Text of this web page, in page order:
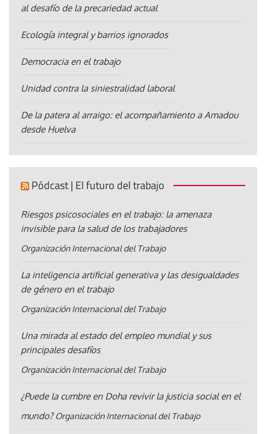
al desafío de la precariedad actual
Ecología integral y barrios ignorados
Democracia en el trabajo
Unidad contra la siniestralidad laboral
De la patera al arraigo: el acompañamiento a Amadou
desde Huelva
Pódcast | El futuro del trabajo
Riesgos psicosociales en el trabajo: la amenaza
invisible para la salud de los trabajadores
Organización Internacional del Trabajo
La inteligencia artificial generativa y las desigualdades
de género en el trabajo
Organización Internacional del Trabajo
Una mirada al estado del empleo mundial y sus
principales desafíos
Organización Internacional del Trabajo
¿Puede la cumbre en Doha revivir la justicia social en el
mundo? Organización Internacional del Trabajo